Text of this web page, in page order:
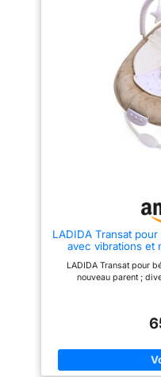
de place. Pour le transporter,
rien de plus simple avec ses 2
grandes anses PRATIQUE :
l'assise est complètement
déhoussable et lavable en
LADIDA Transat
avec vibrations et
mignons
LADIDA Transat pour
nouveau parent ;